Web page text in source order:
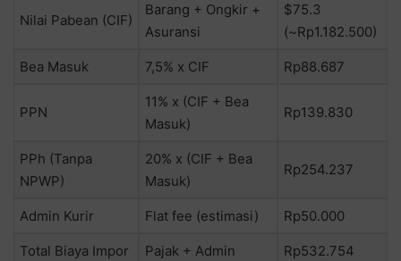
Nilai Pabean (CIF)
Barang + Ongkir +
Asuransi
$75.3
(~Rp1.182.500)
Bea Masuk 7,5% x CIF Rp88.687
PPN
11% x (CIF + Bea
Masuk)
Rp139.830
PPh (Tanpa
NPWP)
20% x (CIF + Bea
Masuk)
Rp254.237
Admin Kurir Flat fee (estimasi) Rp50.000
Total Biaya Impor Pajak + Admin Rp532.754